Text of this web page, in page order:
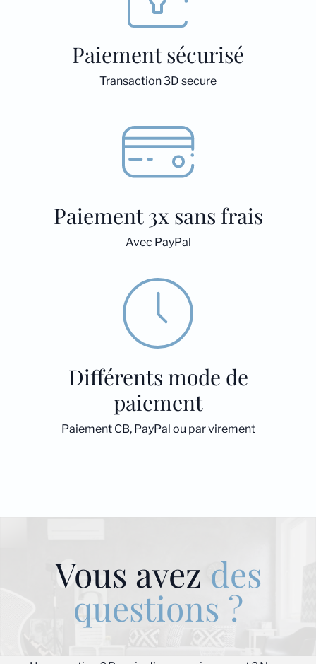
Paiement sécurisé
Transaction 3D secure
Paiement 3x sans frais
Avec PayPal
Différents mode de
paiement
Paiement CB, PayPal ou par virement
Vous avez des
questions ?